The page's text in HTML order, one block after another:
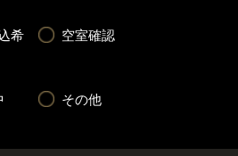
希
空室確認
その他